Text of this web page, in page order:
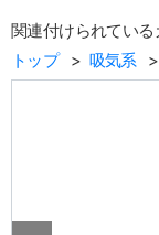
関連付けられてい
トップ
吸気系